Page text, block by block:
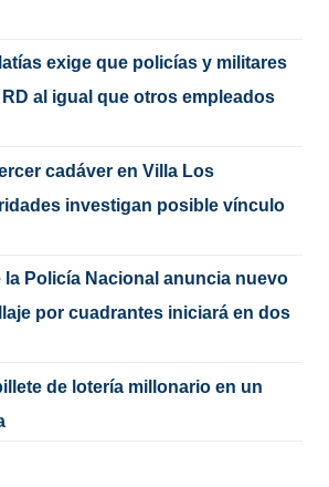
exige que policías y militares
al igual que otros empleados
cadáver en Villa Los
investigan posible vínculo
la Policía Nacional anuncia nuevo
por cuadrantes iniciará en dos
de lotería millonario en un